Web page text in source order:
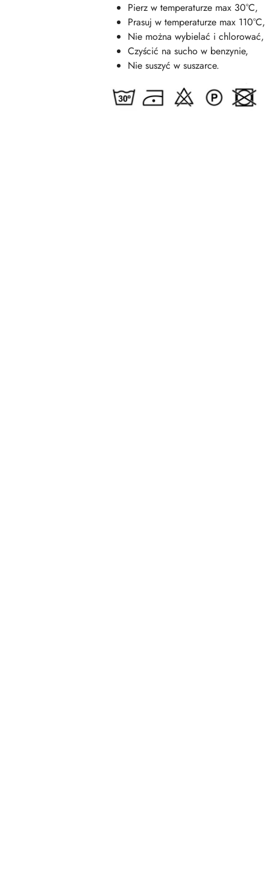
Pierz w temperaturze max 30°C,
Prasuj w temperaturze max 110°C,
Nie można wybielać i chlorować,
Czyścić na sucho w benzynie,
Nie suszyć w suszarce.